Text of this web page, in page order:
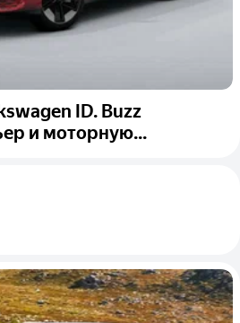
ID. Buzz
и моторную...